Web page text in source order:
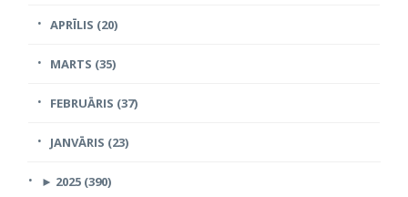
APRĪLIS (20)
MARTS (35)
FEBRUĀRIS (37)
JANVĀRIS (23)
► 2025 (390)